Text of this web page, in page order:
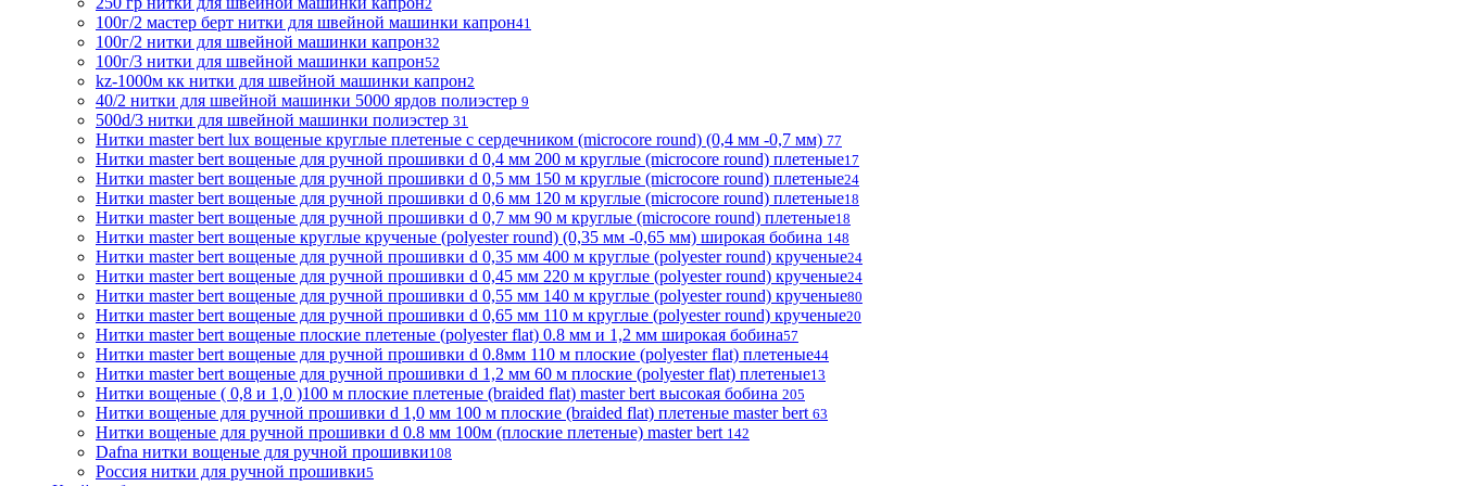
2
100г/2 мастер берт нитки для швейной машинки капрон41
100г/2 нитки для швейной машинки капрон32
100г/3 нитки для швейной машинки капрон52
kz-1000м кк нитки для швейной машинки капрон2
40/2 нитки для швейной машинки 5000 ярдов полиэстер 9
500d/3 нитки для швейной машинки полиэстер 31
Нитки master bert lux вощеные круглые плетеные с сердечником (microcore round) (0,4 мм -0,7 мм) 77
Нитки master bert вощеные для ручной прошивки d 0,4 мм 200 м круглые (microcore round) плетеные17
Нитки master bert вощеные для ручной прошивки d 0,5 мм 150 м круглые (microcore round) плетеные24
Нитки master bert вощеные для ручной прошивки d 0,6 мм 120 м круглые (microcore round) плетеные18
Нитки master bert вощеные для ручной прошивки d 0,7 мм 90 м круглые (microcore round) плетеные18
Нитки master bert вощеные круглые крученые (polyester round) (0,35 мм -0,65 мм) широкая бобина 148
Нитки master bert вощеные для ручной прошивки d 0,35 мм 400 м круглые (polyester round) крученые24
Нитки master bert вощеные для ручной прошивки d 0,45 мм 220 м круглые (polyester round) крученые24
Нитки master bert вощеные для ручной прошивки d 0,55 мм 140 м круглые (polyester round) крученые80
Нитки master bert вощеные для ручной прошивки d 0,65 мм 110 м круглые (polyester round) крученые20
Нитки master bert вощеные плоские плетеные (polyester flat) 0.8 мм и 1,2 мм широкая бобина57
Нитки master bert вощеные для ручной прошивки d 0.8мм 110 м плоские (polyester flat) плетеные44
Нитки master bert вощеные для ручной прошивки d 1,2 мм 60 м плоские (polyester flat) плетеные13
Нитки вощеные ( 0,8 и 1,0 )100 м плоские плетеные (braided flat) master bert высокая бобина 205
Нитки вощеные для ручной прошивки d 1,0 мм 100 м плоские (braided flat) плетеные master bert 63
Нитки вощеные для ручной прошивки d 0.8 мм 100м (плоские плетеные) master bert 142
Dafna нитки вощеные для ручной прошивки108
Россия нитки для ручной прошивки5